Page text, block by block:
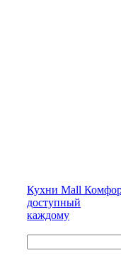
Кухни Mall
доступный
каждому